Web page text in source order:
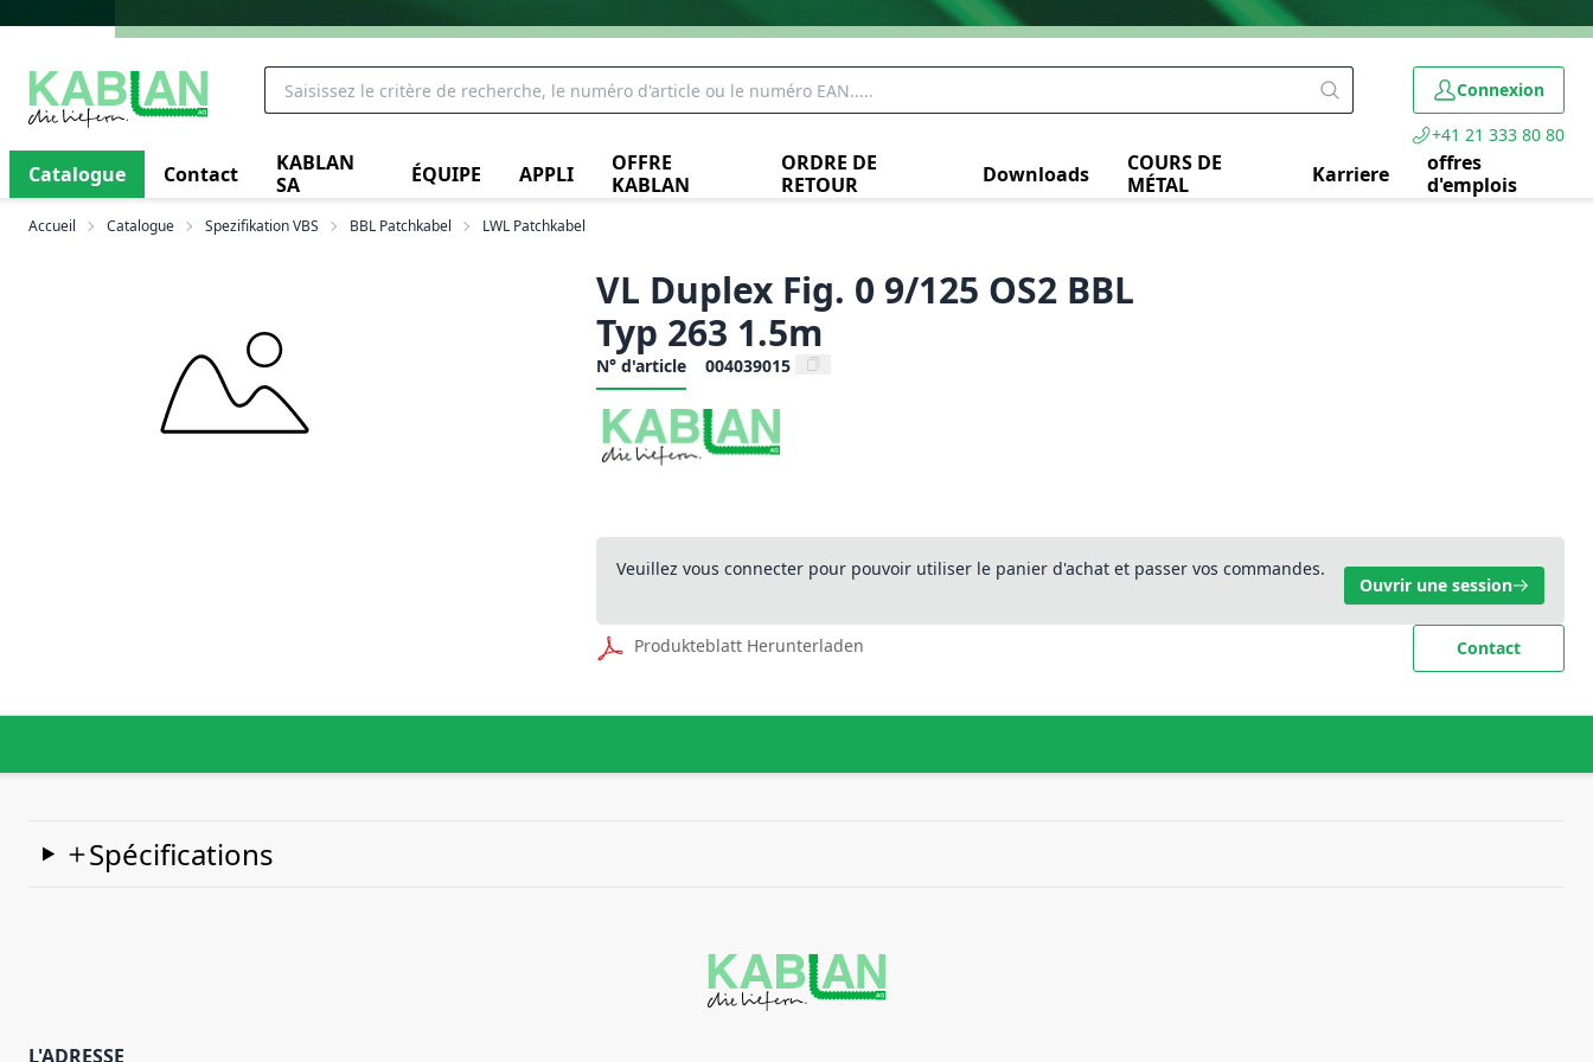
Connexion
+41 21 333 80 80
Catalogue Contact
KABLAN
SA
ÉQUIPE APPLI
OFFRE
KABLAN
ORDRE DE
RETOUR
Downloads
COURS DE
MÉTAL
Karriere
offres
d'emplois
Accueil Catalogue Spezifikation VBS BBL Patchkabel LWL Patchkabel
VL Duplex Fig. 0 9/125 OS2 BBL
Typ 263 1.5m
N° d'article 004039015
Veuillez vous connecter pour pouvoir utiliser le panier d'achat et passer vos commandes.
Ouvrir une session
Produkteblatt Herunterladen Contact
Spécifications
L'ADRESSE